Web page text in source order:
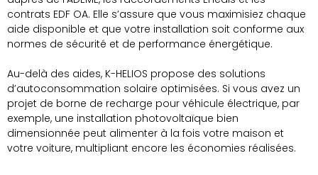
contrats EDF OA. Elle s’assure que vous maximisiez chaque
aide disponible et que votre installation soit conforme aux
normes de sécurité et de performance énergétique.
Au-delà des aides, K-HELIOS propose des solutions
d’autoconsommation solaire optimisées. Si vous avez un
projet de borne de recharge pour véhicule électrique, par
exemple, une installation photovoltaïque bien
dimensionnée peut alimenter à la fois votre maison et
votre voiture, multipliant encore les économies réalisées.